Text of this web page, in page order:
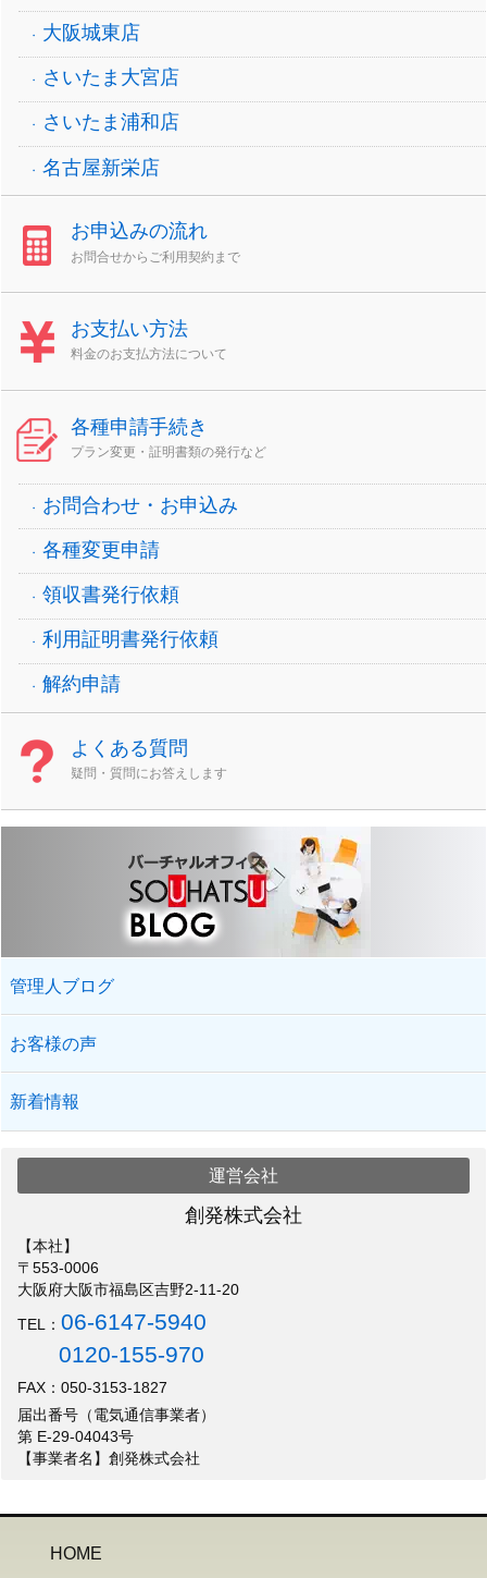
大阪城東店
さいたま大宮店
さいたま浦和店
名古屋新栄店
お申込みの流れ
お問合せからご利用契約まで
お支払い方法
料金のお支払方法について
各種申請手続き
プラン変更・証明書類の発行など
お問合わせ・お申込み
各種変更申請
領収書発行依頼
利用証明書発行依頼
解約申請
よくある質問
疑問・質問にお答えします
管理人ブログ
お客様の声
新着情報
運営会社
創発株式会社
【本社】
〒553-0006
大阪府大阪市福島区吉野2-11-20
TEL：06-6147-5940
0120-155-970
FAX：050-3153-1827
届出番号（電気通信事業者）
第 E-29-04043号
【事業者名】創発株式会社
HOME